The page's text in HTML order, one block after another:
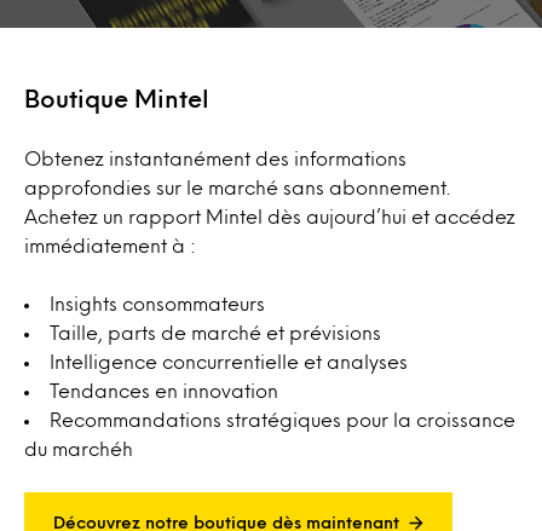
Boutique Mintel
Obtenez instantanément des informations
approfondies sur le marché sans abonnement.
Achetez un rapport Mintel dès aujourd’hui et accédez
immédiatement à :
Insights consommateurs
Taille, parts de marché et prévisions
Intelligence concurrentielle et analyses
Tendances en innovation
Recommandations stratégiques pour la croissance
du marchéh
Découvrez notre boutique dès maintenant